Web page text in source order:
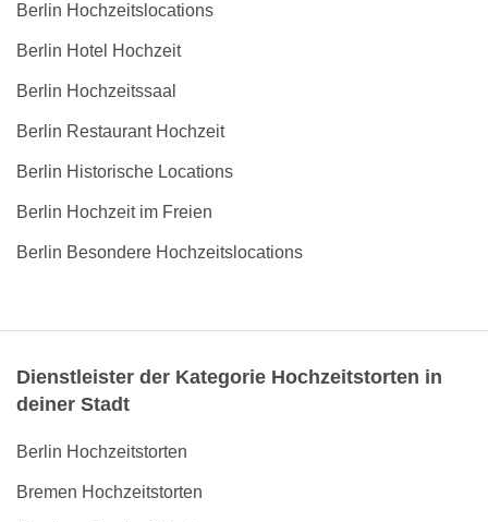
Berlin Hochzeitslocations
Berlin Hotel Hochzeit
Berlin Hochzeitssaal
Berlin Restaurant Hochzeit
Berlin Historische Locations
Berlin Hochzeit im Freien
Berlin Besondere Hochzeitslocations
Dienstleister der Kategorie Hochzeitstorten in
deiner Stadt
Berlin Hochzeitstorten
Bremen Hochzeitstorten